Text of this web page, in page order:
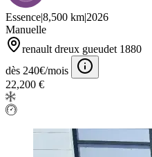
Essence|8,500 km|2026
Manuelle
renault dreux gueudet 1880
dès 240€/mois
22,200 €